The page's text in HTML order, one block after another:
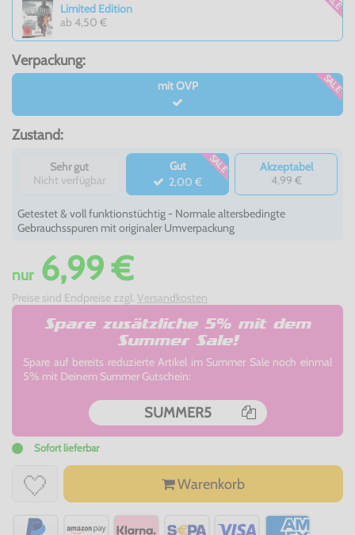
Limited Edition
ab 4,50 €
Verpackung:
mit OVP SALE
Zustand:
Sehr gut
Nicht verfügbar
Gut
2,00 €
SALE
Akzeptabel
4,99 €
Getestet & voll funktionstüchtig - Normale altersbedingte
Gebrauchsspuren mit originaler Umverpackung
nur6,99 €
Preise sind Endpreise zzgl. Versandkosten
Spare zusätzliche 5% mit dem
Summer Sale!
Spare auf bereits reduzierte Artikel im Summer Sale noch einmal
5% mit Deinem Summer Gutschein:
SUMMER5
Sofort lieferbar
Warenkorb